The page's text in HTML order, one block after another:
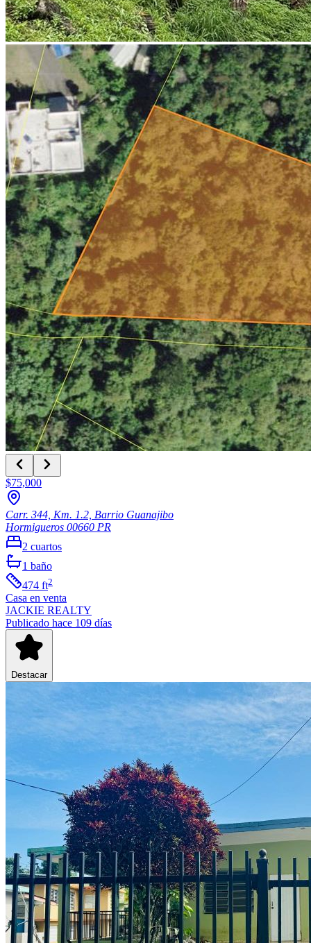
$75,000
Carr. 344, Km. 1.2, Barrio Guanajibo
Hormigueros 00660 PR
2 cuartos
1 baño
474 ft2
Casa en venta
JACKIE REALTY
Publicado hace 109 días
Destacar